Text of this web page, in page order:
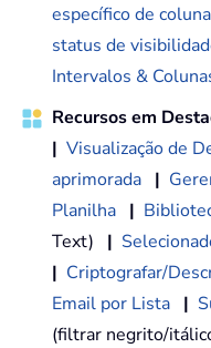
específico de
status de
Intervalos &
Recursos em
| Visualização de
aprimorada |
Planilha |
Text) |
| Criptografar/
Email por Lista |
(filtrar negrito/